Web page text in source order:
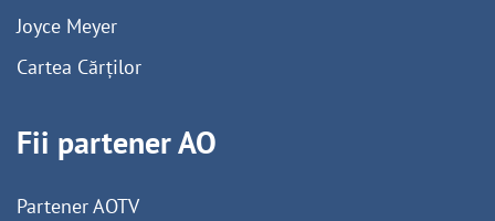
Joyce Meyer
Cartea Cărților
Fii partener AO
Partener AOTV